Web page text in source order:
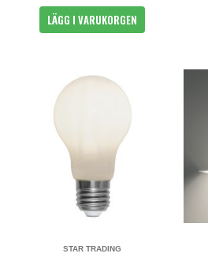
LÄGG I VARUKORGEN
STAR TRADING